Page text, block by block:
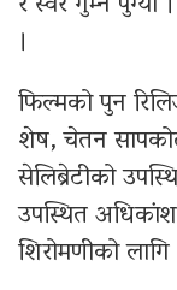
।
फिल्मको पुन
शेष, चेतन
सेलिब्रेटीको
उपस्थित
शिरोमणीको